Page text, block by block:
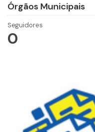
Órgãos Municipais
Seguidores
0